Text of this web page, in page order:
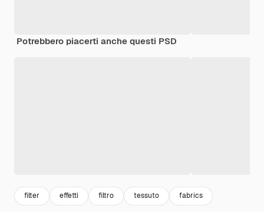
Potrebbero piacerti anche questi PSD
filter effetti filtro tessuto fabrics